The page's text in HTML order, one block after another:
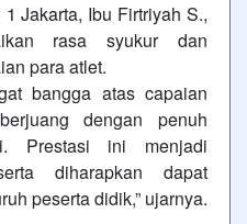
Jakarta, Ibu Firtriyah S.,
rasa syukur dan
para atlet.
bangga atas capaian
dengan penuh
Prestasi ini menjadi
diharapkan dapat
peserta didik,” ujarnya.